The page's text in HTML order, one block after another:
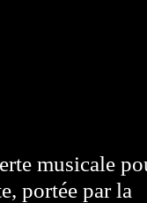
musicale
portée par la